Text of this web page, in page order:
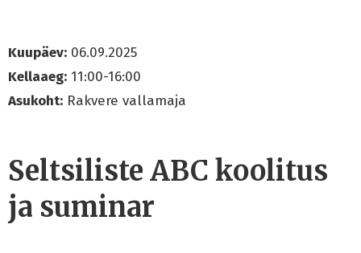
Kuupäev: 06.09.2025
Kellaaeg: 11:00-16:00
Asukoht: Rakvere vallamaja
Seltsiliste ABC koolitus
ja suminar